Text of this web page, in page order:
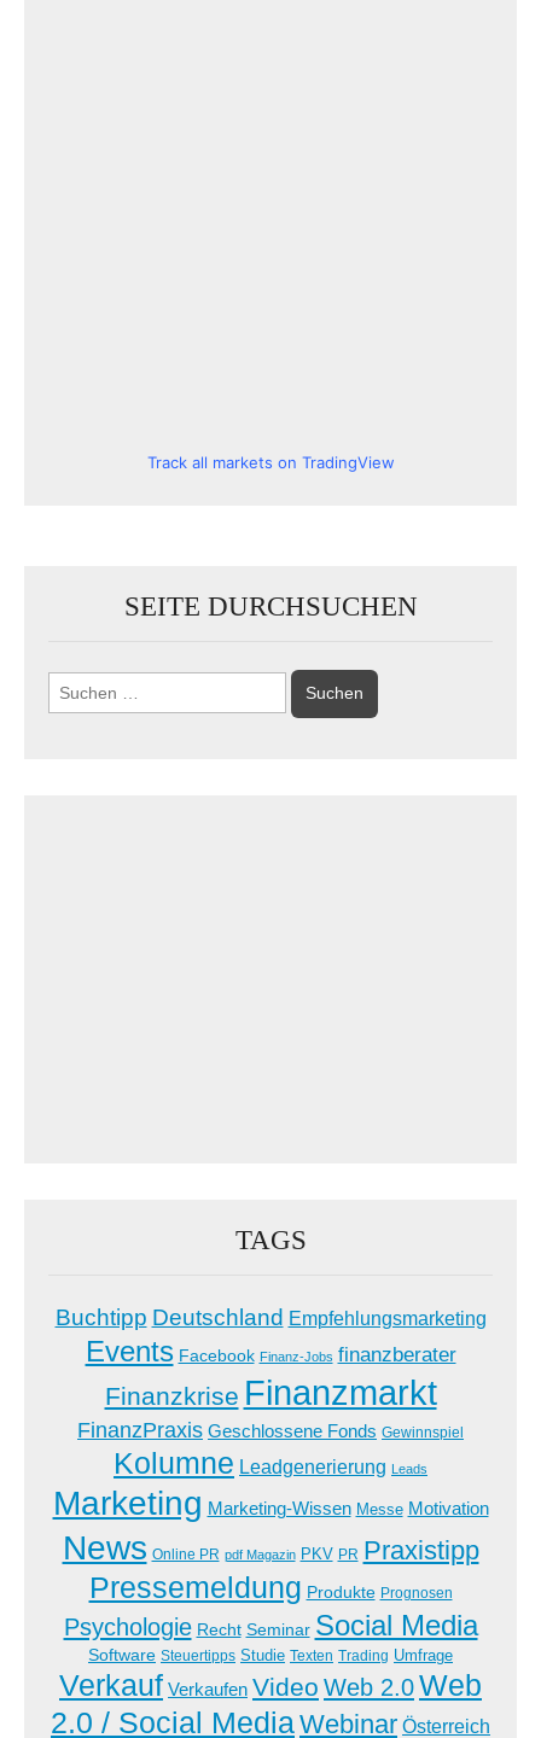
Track all markets on TradingView
SEITE DURCHSUCHEN
Suchen
nach:
TAGS
Buchtipp Deutschland Empfehlungsmarketing
Events Facebook Finanz-Jobs finanzberater
Finanzkrise Finanzmarkt
FinanzPraxis Geschlossene Fonds Gewinnspiel
Kolumne Leadgenerierung Leads
Marketing Marketing-Wissen Messe Motivation
News Online PR pdf Magazin PKV PR Praxistipp
Pressemeldung Produkte Prognosen
Psychologie Recht Seminar Social Media
Software Steuertipps Studie Texten Trading Umfrage
Verkauf Verkaufen Video Web 2.0Web
2.0 / Social MediaWebinar Österreich